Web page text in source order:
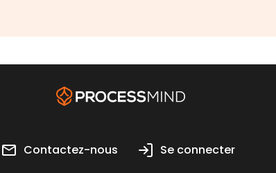
Contactez-nous Se connecter